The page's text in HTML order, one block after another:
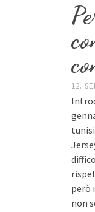
12.
però
non